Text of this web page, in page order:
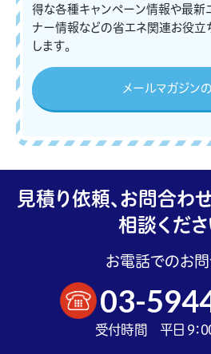
得な各種キャンペーン情報や最新ニ
ナー情報などの省エネ関連お役
します。
メールマガジン
見積り依頼、お問合わ
相談くださ
お電話でのお
03-
受付時間 平日 9：